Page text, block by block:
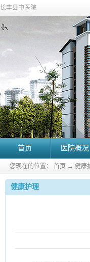
长丰县中医院
首页 医院概况
您现在的位置： 首页 → 健康
健康护理